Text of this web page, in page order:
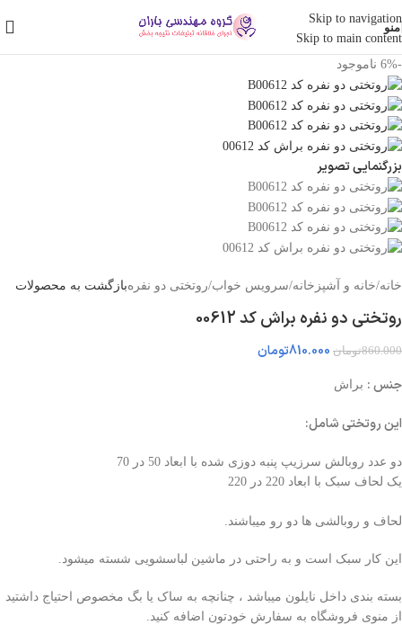
Skip to navigation
Skip to main content
منو
-6% ناموجود
بزرگنمایی تصویر
خانه/خانه و آشپزخانه/سرویس خواب/روتختی دو نفرهبازگشت به محصولات
روتختی دو نفره براش کد 00612
860.000تومان 810.000تومان
جنس : براش
این روتختی شامل:
دو عدد روبالش سرزیپ پنبه دوزی شده با ابعاد 50 در 70
یک لحاف سبک با ابعاد 220 در 220
لحاف و روبالشی ها دو رو میباشند.
این کار سبک است و به راحتی در ماشین لباسشویی شسته میشود.
بسته بندی داخل نایلون میباشد ، چنانچه به ساک یا بگ مخصوص احتیاج داشتید
از منوی فروشگاه به سفارش خودتون اضافه کنید.